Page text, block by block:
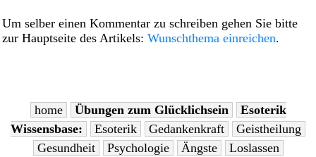
Um selber einen Kommentar zu schreiben gehen Sie bitte
zur Hauptseite des Artikels: Wunschthema einreichen.
home Übungen zum Glücklichsein
Esoterik
Wissensbase:
Esoterik Gedankenkraft
Geistheilung
Gesundheit
Psychologie Ängste Loslassen